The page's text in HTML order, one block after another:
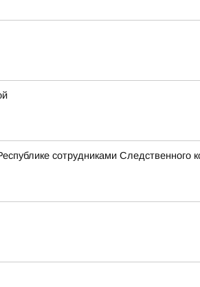
сотрудниками Следственного